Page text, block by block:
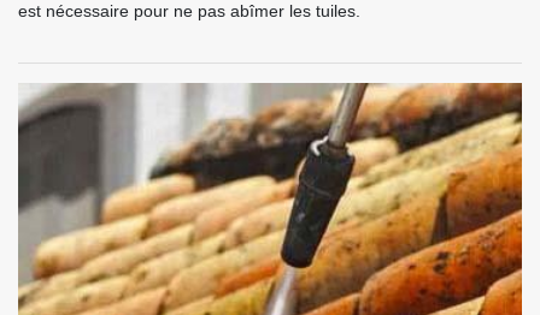
est nécessaire pour ne pas abîmer les tuiles.